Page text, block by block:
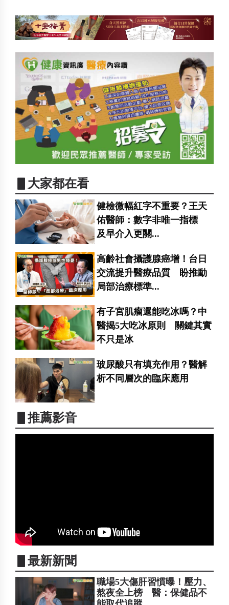
▋大家都在看
健檢微幅紅字不重要？王天
佑醫師：數字非唯一指標
及早介入更關...
高齡社會攝護腺癌增！台日
交流提升醫療品質 盼推動
局部治療標準...
有子宮肌瘤還能吃冰嗎？中
醫揭5大吃冰原則 關鍵其實
不只是冰
玻尿酸只有填充作用？醫解
析不同層次的臨床應用
▋推薦影音
▋最新新聞
職場5大傷肝習慣曝！壓力、
熬夜全上榜 醫：保健品不